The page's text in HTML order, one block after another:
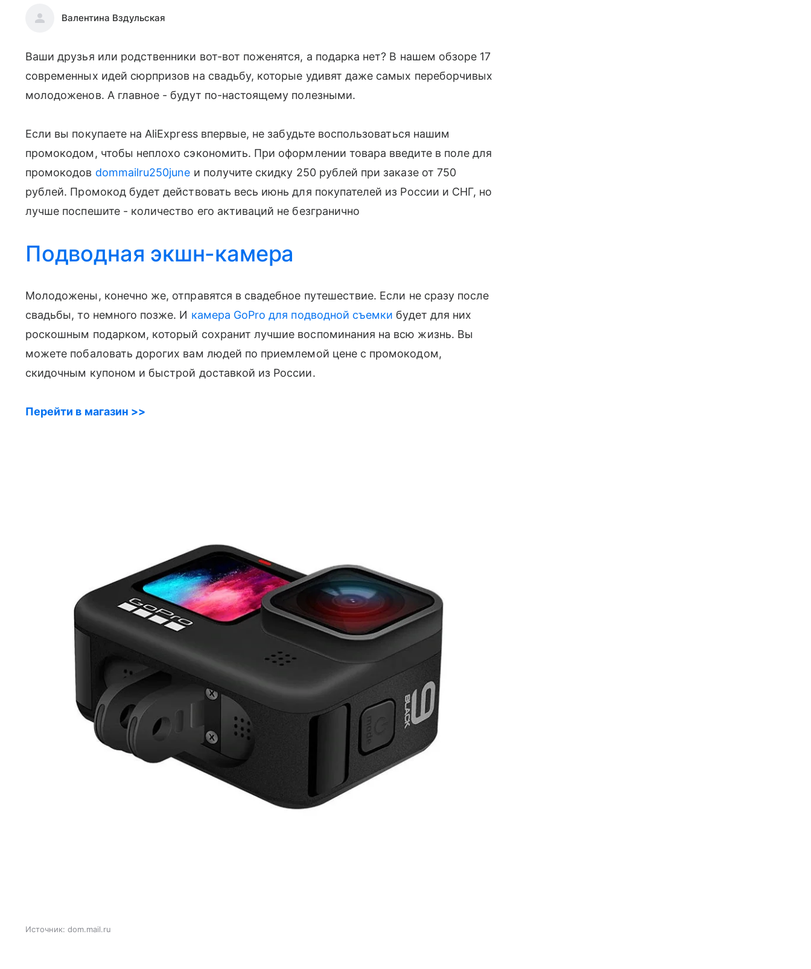
Валентина Вздульская
Ваши друзья или родственники вот-вот поженятся, а подарка нет? В нашем обзоре 17
современных идей сюрпризов на свадьбу, которые удивят даже самых переборчивых
молодоженов. А главное - будут по-настоящему полезными.
Если вы покупаете на AliExpress впервые, не забудьте воспользоваться нашим
промокодом, чтобы неплохо сэкономить. При оформлении товара введите в поле для
промокодов dommailru250june и получите скидку 250 рублей при заказе от 750
рублей. Промокод будет действовать весь июнь для покупателей из России и СНГ, но
лучше поспешите - количество его активаций не безгранично
Подводная экшн-камера
Молодожены, конечно же, отправятся в свадебное путешествие. Если не сразу после
свадьбы, то немного позже. И камера GoPro для подводной съемки будет для них
роскошным подарком, который сохранит лучшие воспоминания на всю жизнь. Вы
можете побаловать дорогих вам людей по приемлемой цене с промокодом,
скидочным купоном и быстрой доставкой из России.
Перейти в магазин >>
Источник: dom.mail.ru